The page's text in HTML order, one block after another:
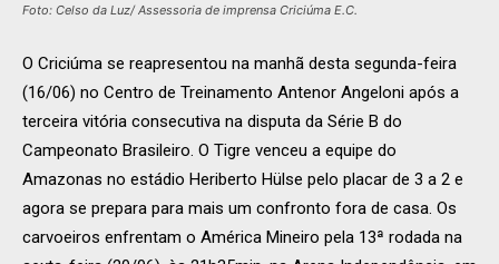
Foto: Celso da Luz/ Assessoria de imprensa Criciúma E.C.
O Criciúma se reapresentou na manhã desta segunda-feira
(16/06) no Centro de Treinamento Antenor Angeloni após a
terceira vitória consecutiva na disputa da Série B do
Campeonato Brasileiro. O Tigre venceu a equipe do
Amazonas no estádio Heriberto Hülse pelo placar de 3 a 2 e
agora se prepara para mais um confronto fora de casa. Os
carvoeiros enfrentam o América Mineiro pela 13ª rodada na